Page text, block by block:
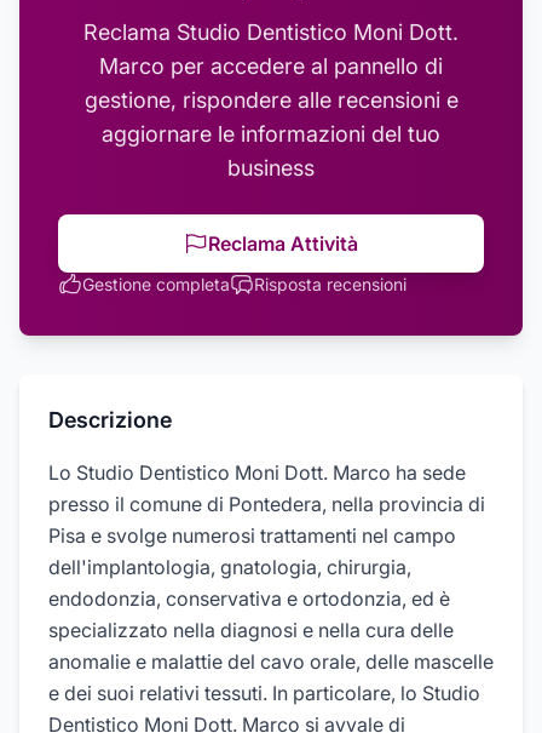
Reclama Studio Dentistico Moni Dott.
Marco per accedere al pannello di
gestione, rispondere alle recensioni e
aggiornare le informazioni del tuo
business
Reclama Attività
Gestione completa Risposta recensioni
Descrizione
Lo Studio Dentistico Moni Dott. Marco ha sede
presso il comune di Pontedera, nella provincia di
Pisa e svolge numerosi trattamenti nel campo
dell'implantologia, gnatologia, chirurgia,
endodonzia, conservativa e ortodonzia, ed è
specializzato nella diagnosi e nella cura delle
anomalie e malattie del cavo orale, delle mascelle
e dei suoi relativi tessuti. In particolare, lo Studio
Dentistico Moni Dott. Marco si avvale di